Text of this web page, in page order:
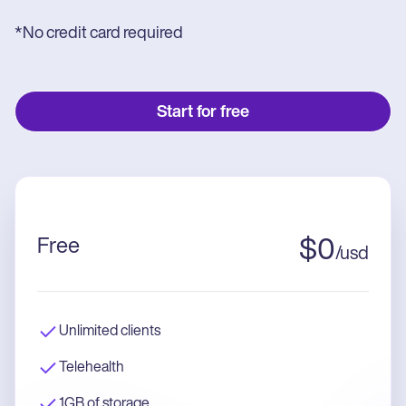
*No credit card required
Start for free
Free $0/usd
Unlimited clients
Telehealth